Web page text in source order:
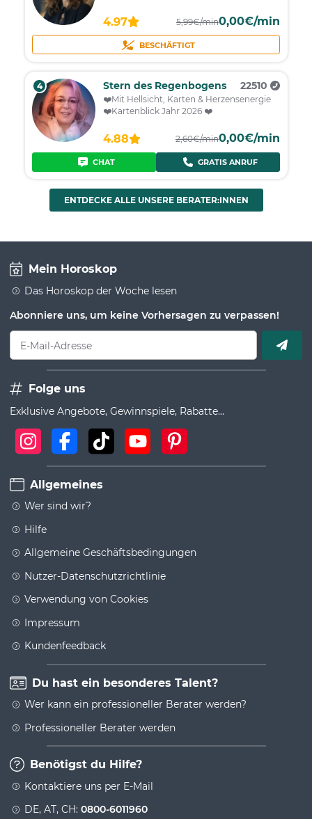
4.97 5,99€/min0,00€/min
BESCHÄFTIGT
4 Stern des Regenbogens 22510
❤️Mit Hellsicht, Karten & Herzensenergie
❤️Kartenblick Jahr 2026 ❤️
4.88 2,60€/min0,00€/min
CHAT GRATIS ANRUF
ENTDECKE ALLE UNSERE BERATER:INNEN
Mein Horoskop
Das Horoskop der Woche lesen
Abonniere uns, um keine Vorhersagen zu verpassen!
E-Mail-Adresse
Folge uns
Exklusive Angebote, Gewinnspiele, Rabatte...
Allgemeines
Wer sind wir?
Hilfe
Allgemeine Geschäftsbedingungen
Nutzer-Datenschutzrichtlinie
Verwendung von Cookies
Impressum
Kundenfeedback
Du hast ein besonderes Talent?
Wer kann ein professioneller Berater werden?
Professioneller Berater werden
Benötigst du Hilfe?
Kontaktiere uns per E-Mail
DE, AT, CH: 0800-6011960